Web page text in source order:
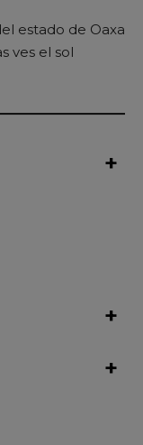
estado de Oaxa
ves el sol
+
+
+